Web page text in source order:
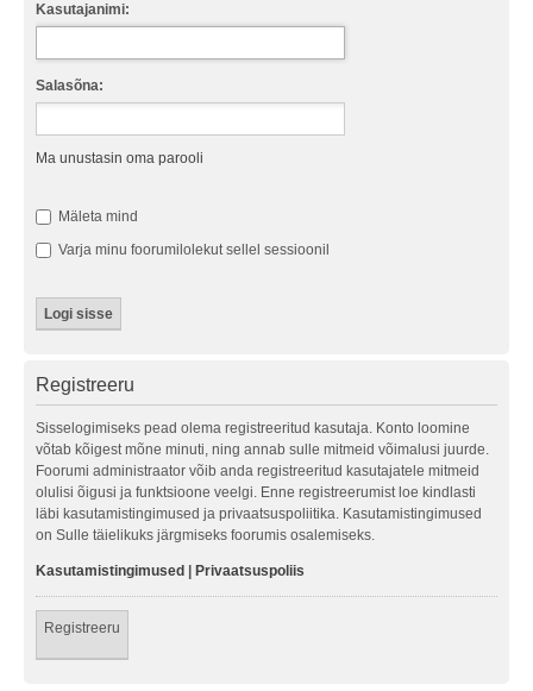
Kasutajanimi:
Salasõna:
Ma unustasin oma parooli
Mäleta mind
Varja minu foorumilolekut sellel sessioonil
Registreeru
Sisselogimiseks pead olema registreeritud kasutaja. Konto loomine
võtab kõigest mõne minuti, ning annab sulle mitmeid võimalusi juurde.
Foorumi administraator võib anda registreeritud kasutajatele mitmeid
olulisi õigusi ja funktsioone veelgi. Enne registreerumist loe kindlasti
läbi kasutamistingimused ja privaatsuspoliitika. Kasutamistingimused
on Sulle täielikuks järgmiseks foorumis osalemiseks.
Kasutamistingimused Privaatsuspoliis
Registreeru